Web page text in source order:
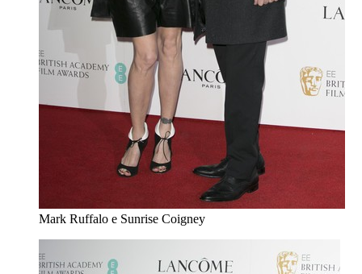
Mark Ruffalo e Sunrise Coigney